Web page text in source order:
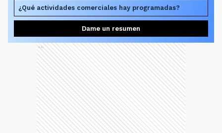
¿Qué actividades comerciales hay programadas?
Dame un resumen
Ads